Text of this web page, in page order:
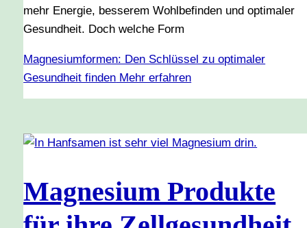
mehr Energie, besserem Wohlbefinden und optimaler
Gesundheit. Doch welche Form
Magnesiumformen: Den Schlüssel zu optimaler
Gesundheit finden Mehr erfahren
Magnesium Produkte